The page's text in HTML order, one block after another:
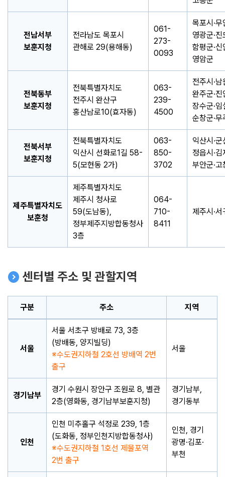
전남서부
보훈지청
전라남도 목포시
관해로 29(용해동)
061-
273-
0093
목포시·무
영광군·진
함평군·신
영암군
전북동부
보훈지청
전북특별자치도
전주시 완산구
홍산남로10(효자동)
063-
239-
4500
전주시·남
완주군·진
장수군·임
순창군·무
전북서부
보훈지청
전북특별자치도
익산시 선화로1길 58-
5(모현동 2가)
063-
850-
3702
익산시·군
정읍시·김
부안군·고
제주특별자치도
보훈청
제주특별자치도
제주시 청사로
59(도남동),
정부제주지방합동청사
3층
064-
710-
8411
제주시·
센터별 주소 및 관할지역
구분 주소 지역
서울
서울 서초구 방배로 73, 3층
(방배동, 양지빌딩)
수도권지하철 2호선 방배역 2번
출구
서울
경기남부
경기 수원시 장안구 조원로 8, 별관
2층(영화동, 경기남부보훈지청)
경기남부,
경기동부
인천
인천 미추홀구 석정로 239, 1층
(도화동, 정부인천지방합동청사)
수도권지하철 1호선 제물포역
2번 출구
인천, 경기
광명·김포·
부천